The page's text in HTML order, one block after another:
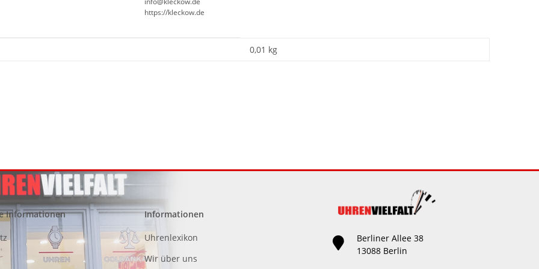
https://kleckow.de
0,01 kg
Informationen Informationen
Uhrenlexikon
Wir über uns
Berliner Allee 38
13088 Berlin